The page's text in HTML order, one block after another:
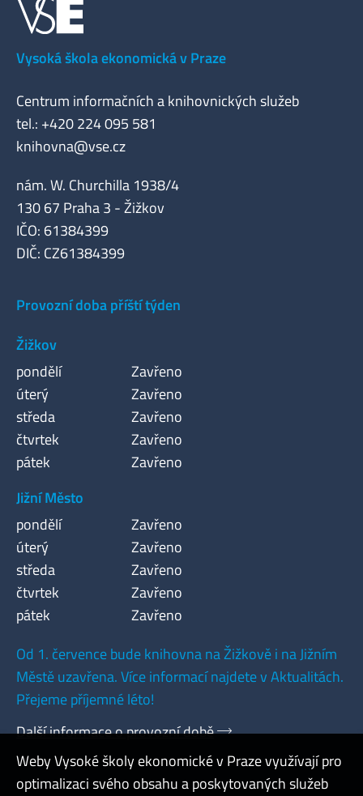
Vysoká škola ekonomická v Praze
Centrum informačních a knihovnických služeb
tel.: +420 224 095 581
knihovna@vse.cz
nám. W. Churchilla 1938/4
130 67 Praha 3 - Žižkov
IČO: 61384399
DIČ: CZ61384399
Provozní doba příští týden
Žižkov
pondělí
Zavřeno
úterý
Zavřeno
středa
Zavřeno
čtvrtek
Zavřeno
pátek
Zavřeno
Jižní Město
pondělí
Zavřeno
úterý
Zavřeno
středa
Zavřeno
čtvrtek
Zavřeno
pátek
Zavřeno
Od 1. července bude knihovna na Žižkově i na Jižním
Městě uzavřena. Více informací najdete v Aktualitách.
Přejeme příjemné léto!
Další informace o provozní době
Weby Vysoké školy ekonomické v Praze využívají pro
optimalizaci svého obsahu a poskytovaných služeb